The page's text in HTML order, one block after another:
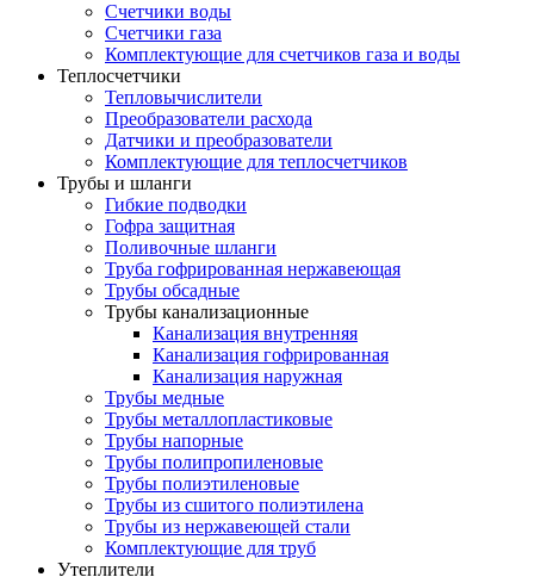
Счетчики воды
Счетчики газа
Комплектующие для счетчиков газа и воды
Теплосчетчики
Тепловычислители
Преобразователи расхода
Датчики и преобразователи
Комплектующие для теплосчетчиков
Трубы и шланги
Гибкие подводки
Гофра защитная
Поливочные шланги
Труба гофрированная нержавеющая
Трубы обсадные
Трубы канализационные
Канализация внутренняя
Канализация гофрированная
Канализация наружная
Трубы медные
Трубы металлопластиковые
Трубы напорные
Трубы полипропиленовые
Трубы полиэтиленовые
Трубы из сшитого полиэтилена
Трубы из нержавеющей стали
Комплектующие для труб
Утеплители